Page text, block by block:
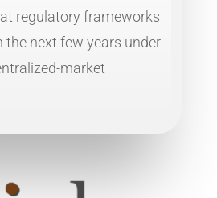
regulatory frameworks
the next few years under
market